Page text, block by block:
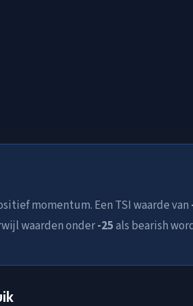
momentum. Een TSI waarde van
waarden onder-25als bearish